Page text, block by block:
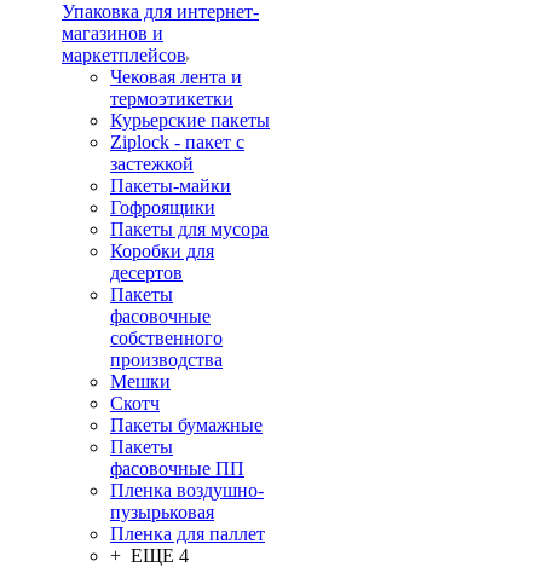
Упаковка для интернет-
магазинов и
маркетплейсов
Чековая лента и
термоэтикетки
Курьерские пакеты
Ziplock - пакет с
застежкой
Пакеты-майки
Гофроящики
Пакеты для мусора
Коробки для
десертов
Пакеты
фасовочные
собственного
производства
Мешки
Скотч
Пакеты бумажные
Пакеты
фасовочные ПП
Пленка воздушно-
пузырьковая
Пленка для паллет
+ ЕЩЕ 4